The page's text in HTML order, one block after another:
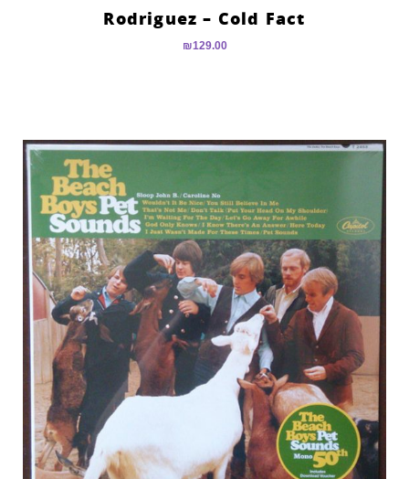
Rodriguez – Cold Fact
₪129.00